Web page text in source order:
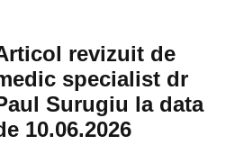
revizuit de
specialist dr
Surugiu la data
10.06.2026